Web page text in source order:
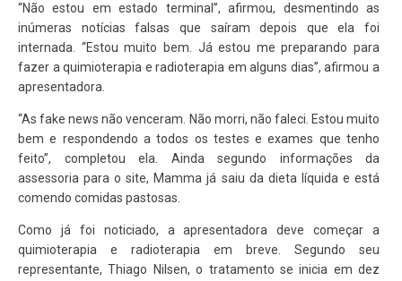
“Não estou em estado terminal”, afirmou, desmentindo as
inúmeras notícias falsas que saíram depois que ela foi
internada. “Estou muito bem. Já estou me preparando para
fazer a quimioterapia e radioterapia em alguns dias”, afirmou a
apresentadora.
“As fake news não venceram. Não morri, não faleci. Estou muito
bem e respondendo a todos os testes e exames que tenho
feito”, completou ela. Ainda segundo informações da
assessoria para o site, Mamma já saiu da dieta líquida e está
comendo comidas pastosas.
Como já foi noticiado, a apresentadora deve começar a
quimioterapia e radioterapia em breve. Segundo seu
representante, Thiago Nilsen, o tratamento se inicia em dez